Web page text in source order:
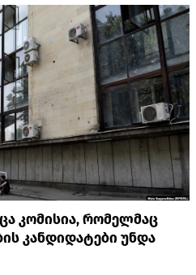
კომისია, რომელმაც
კანდიდატები უნდა